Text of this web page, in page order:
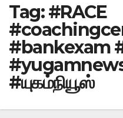
Tag:#RACE
#bankexam
#யுகம்நியூஸ்